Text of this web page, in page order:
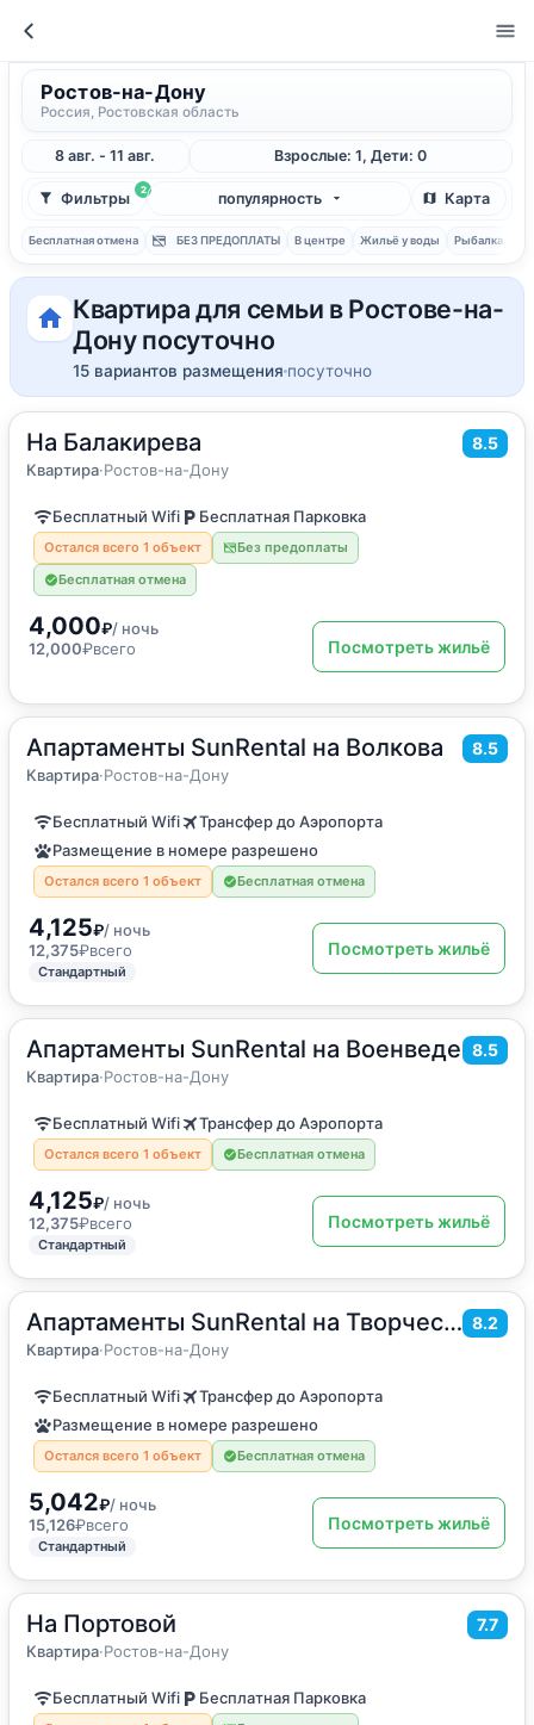
Ростов-на-Дону
Россия, Ростовская область
8 авг. - 11 авг. Взрослые: 1, Дети: 0
2
Фильтры популярность Карта
Бесплатная отмена БЕЗ ПРЕДОПЛАТЫ В центре Жильё у воды Рыбалка
Квартира для семьи в Ростове-на-
Дону посуточно
15 вариантов размещения посуточно
На Балакирева 8.5
Квартира·Ростов-на-Дону
55 м2 ·до 5 гостей
Квартира
Бесплатный Wifi Бесплатная Парковка
Остался всего 1 объект
Без предоплаты
Бесплатная отмена
4,000₽/ ночь
12,000₽всего Посмотреть жильё
Апартаменты SunRental на Волкова 8.5
Квартира·Ростов-на-Дону
41м2·до 5 гостей
Квартира
Бесплатный Wifi
Трансфер до Аэропорта
Размещение в номере разрешено
Остался всего 1 объект Бесплатная отмена
4,125₽/ ночь
12,375₽всего
Стандартный
Посмотреть жильё
Апартаменты SunRental на Военведе 8.5
Квартира·Ростов-на-Дону
28м2·3 гостя
Квартира
Бесплатный Wifi Трансфер до Аэропорта
Остался всего 1 объект Бесплатная отмена
4,125₽/ ночь
12,375₽всего
Стандартный
Посмотреть жильё
Апартаменты SunRental на Творческой 8.2
Квартира·Ростов-на-Дону
55м2·до 6 гостей
Квартира
Бесплатный Wifi
Трансфер до Аэропорта
Размещение в номере разрешено
Остался всего 1 объект Бесплатная отмена
5,042₽/ ночь
15,126₽всего
Стандартный
Посмотреть жильё
На Портовой 7.7
Квартира·Ростов-на-Дону
100м 2·до 7 гостей
Квартира
Бесплатный Wifi Бесплатная Парковка